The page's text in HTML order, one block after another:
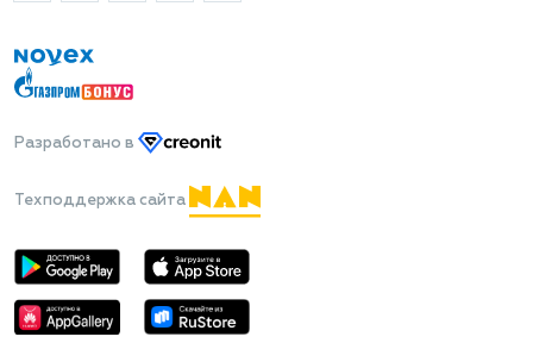
Разработано в
Техподдержка сайта